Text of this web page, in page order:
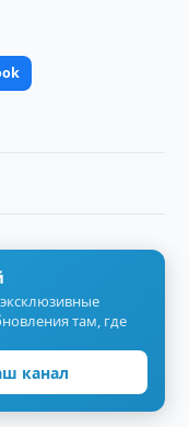
там, где
канал